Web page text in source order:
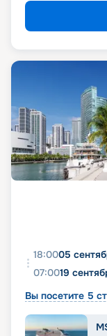
18:0005
07:0019
Вы посетите 5